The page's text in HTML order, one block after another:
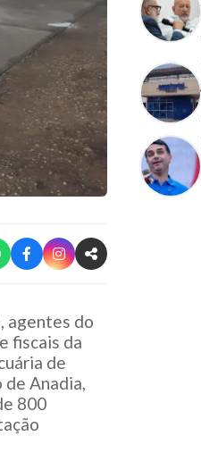
agentes do
fiscais da
de
de Anadia,
800